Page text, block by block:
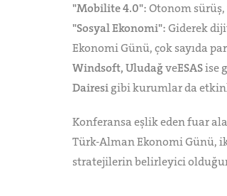
"Mobilite 4.0":Otonom
"Sosyal Ekonomi":Giderek
Ekonomi Günü, çok sayıda
Windsoft, UludağveESASise
Dairesigibi kurumlar da
Konferansa eşlik eden fuar
Türk-Alman Ekonomi Günü,
stratejilerin belirleyici